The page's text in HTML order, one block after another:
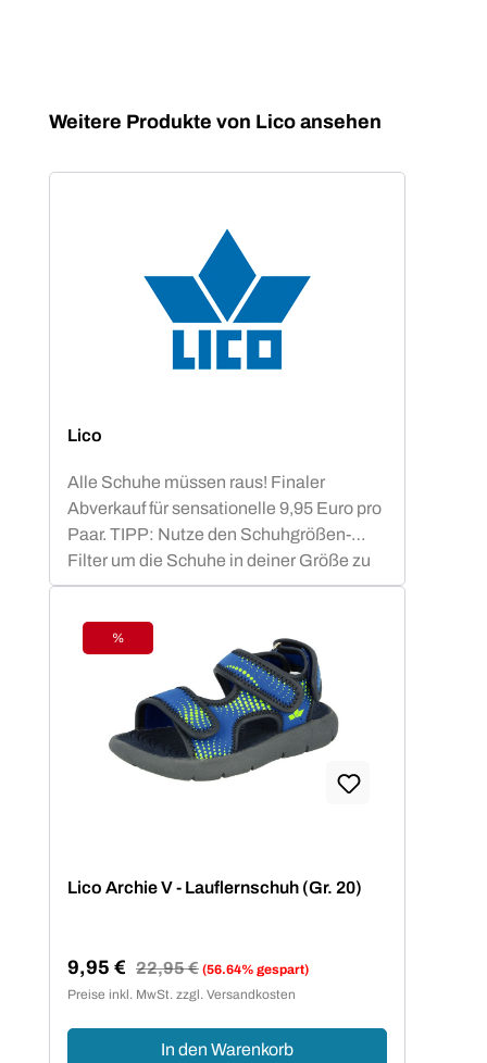
Produktgalerie überspringen
Weitere Produkte von Lico ansehen
Lico
Alle Schuhe müssen raus! Finaler
Abverkauf für sensationelle 9,95 Euro pro
Paar. TIPP: Nutze den Schuhgrößen-
Filter um die Schuhe in deiner Größe zu
finden.
Rabatt
%
Lico Archie V - Lauflernschuh (Gr. 20)
Verkaufspreis:
9,95 € Regulärer Preis:
22,95 € (56.64% gespart)
Preise inkl. MwSt. zzgl. Versandkosten
In den Warenkorb